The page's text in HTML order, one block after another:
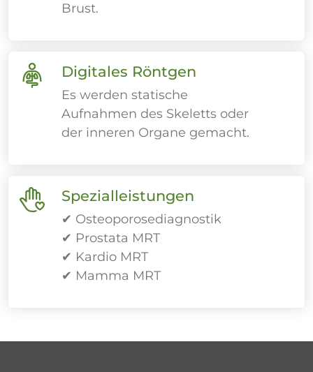
Brust.
Digitales Röntgen
Es werden statische
Aufnahmen des Skeletts oder
der inneren Organe gemacht.
Spezialleistungen
✔ Osteoporosediagnostik
✔ Prostata MRT
✔ Kardio MRT
✔ Mamma MRT